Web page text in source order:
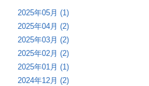
2025年05月 (1)
2025年04月 (2)
2025年03月 (2)
2025年02月 (2)
2025年01月 (1)
2024年12月 (2)